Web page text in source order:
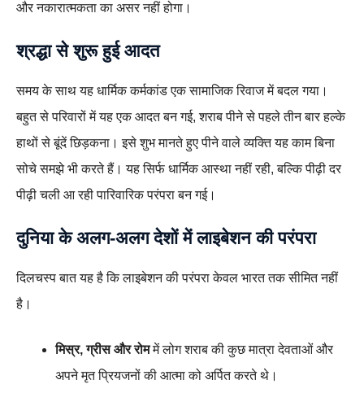
और नकारात्मकता का असर नहीं होगा।
श्रद्धा से शुरू हुई आदत
समय के साथ यह धार्मिक कर्मकांड एक सामाजिक रिवाज में बदल गया।
बहुत से परिवारों में यह एक आदत बन गई, शराब पीने से पहले तीन बार हल्के
हाथों से बूंदें छिड़कना। इसे शुभ मानते हुए पीने वाले व्यक्ति यह काम बिना
सोचे समझे भी करते हैं। यह सिर्फ धार्मिक आस्था नहीं रही, बल्कि पीढ़ी दर
पीढ़ी चली आ रही पारिवारिक परंपरा बन गई।
दुनिया के अलग-अलग देशों में लाइबेशन की परंपरा
दिलचस्प बात यह है कि लाइबेशन की परंपरा केवल भारत तक सीमित नहीं
है।
मिस्र, ग्रीस और रोममें लोग शराब की कुछ मात्रा देवताओं और
अपने मृत प्रियजनों की आत्मा को अर्पित करते थे।